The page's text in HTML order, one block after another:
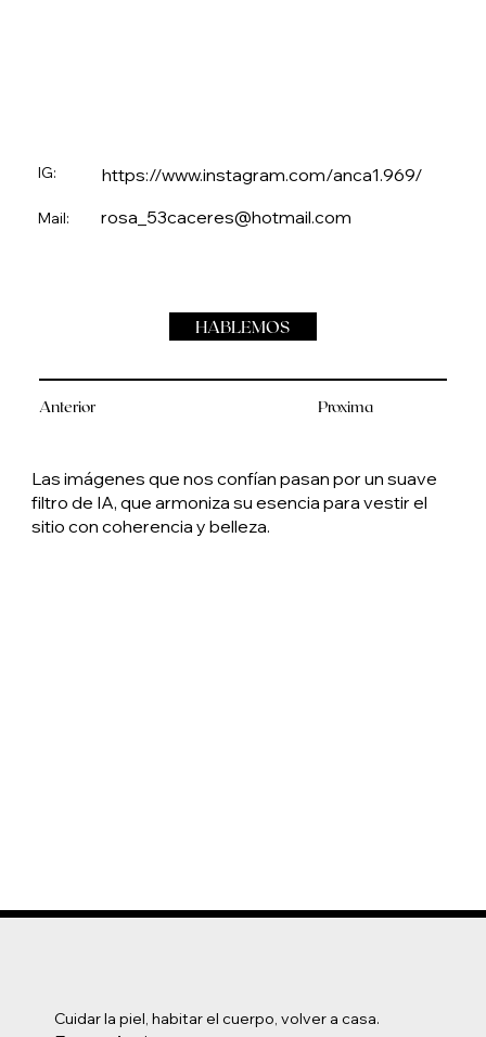
Anterior Proxima
IG: https://www.instagram.com/anca1.969/
Mail: rosa_53caceres@hotmail.com
HABLEMOS
Las imágenes que nos confían pasan por un suave
filtro de IA, que armoniza su esencia para vestir el
sitio con coherencia y belleza.
Cuidar la piel, habitar el cuerpo, volver a casa.